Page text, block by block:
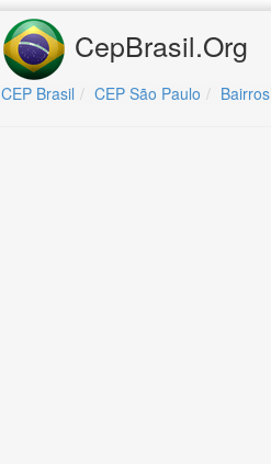
CepBrasil.Org
CEP Brasil CEP São Paulo